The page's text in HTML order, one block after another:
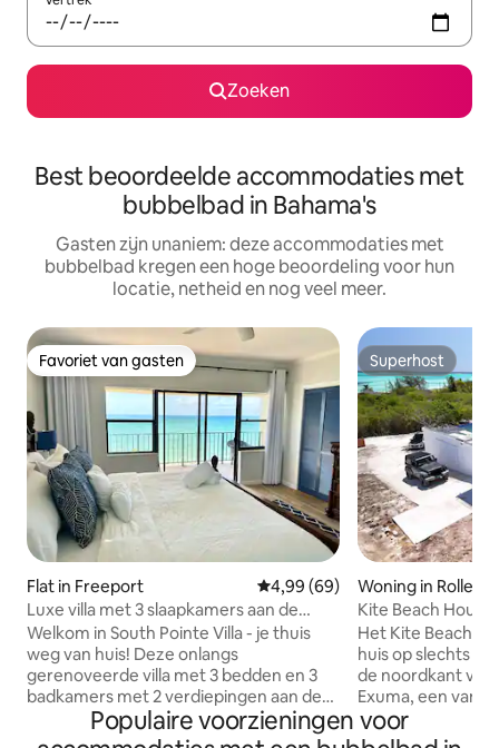
Zoeken
Best beoordeelde accommodaties met
bubbelbad in Bahama's
Gasten zijn unaniem: deze accommodaties met
bubbelbad kregen een hoge beoordeling voor hun
locatie, netheid en nog veel meer.
Favoriet van gasten
Favoriet van gasten
Flat in Freeport Gemiddelde beoordeling van
4,99 (69)
Luxe villa met 3 slaapkamers aan de
oceaan - Nieuwe badkamers!
Welkom in South Pointe Villa - je thuis
weg van huis! Deze onlangs
gerenoveerde villa met 3 bedden en 3
badkamers met 2 verdiepingen aan de
oceaan biedt een spectaculair uitzicht
op het sprankelende turquoise water en
Superhost
Superhost
Woning in
Kite Beach House
Het Kite Beach
huis op slechts
de noordkant van
Exuma, een van
aarde. Kite
loungen op het strand.
Populaire voorzieningen voor